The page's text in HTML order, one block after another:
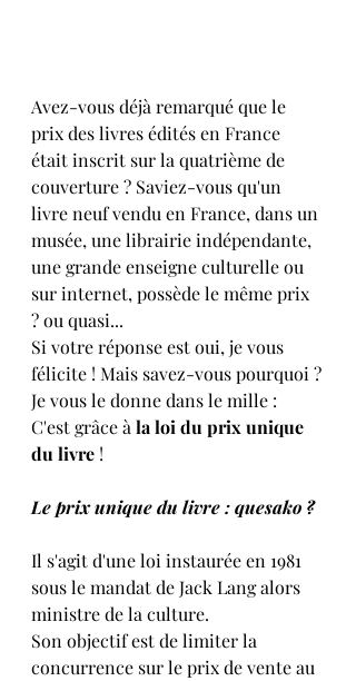
Avez-vous déjà remarqué que le
prix des livres édités en France
était inscrit sur la quatrième de
couverture ? Saviez-vous qu'un
livre neuf vendu en France, dans un
musée, une librairie indépendante,
une grande enseigne culturelle ou
sur internet, possède le même prix
? ou quasi...
Si votre réponse est oui, je vous
félicite ! Mais savez-vous pourquoi ?
Je vous le donne dans le mille :
C'est grâce à la loi du prix unique
du livre !
Le prix unique du livre : quesako ?
Il s'agit d'une loi instaurée en 1981
sous le mandat de Jack Lang alors
ministre de la culture.
Son objectif est de limiter la
concurrence sur le prix de vente au